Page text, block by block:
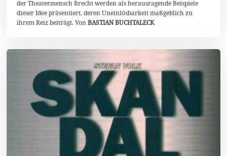
2
0
der Theatermensch Brecht werden als herausragende Beispiele
dieser Idee präsentiert, deren Uneinlösbarkeit maßgeblich zu
ihrem Reiz beiträgt. VonBASTIAN BUCHTALECK